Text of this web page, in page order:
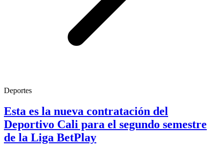
Deportes
Esta es la nueva contratación del
Deportivo Cali para el segundo semestre
de la Liga BetPlay